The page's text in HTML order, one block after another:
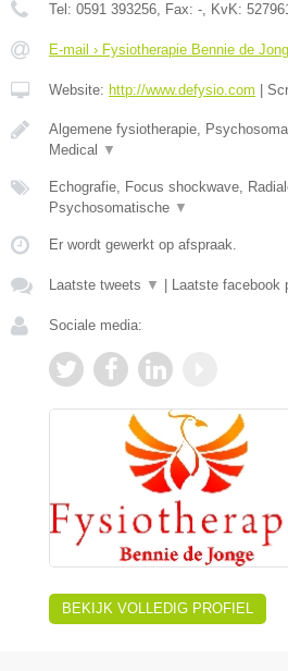
Tel: 0591 393256, Fax: -, KvK:
E-mail › Fysiotherapie Bennie de
Website: http://www.defysio.com
Algemene fysiotherapie,
Medical
▼
Echografie, Focus shockwave,
Psychosomatische ▼
Er wordt gewerkt op afspraak.
Laatste tweets ▼ Laatste facebook
Sociale media:
BEKIJK VOLLEDIG PROFIEL